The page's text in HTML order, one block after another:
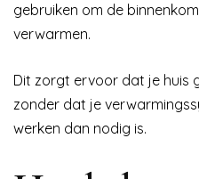
gebruiken om de
verwarmen.
Dit zorgt ervoor dat je huis
zonder dat je
werken dan nodig is.